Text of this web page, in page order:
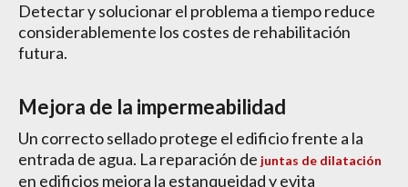
Detectar y solucionar el problema a tiempo reduce
considerablemente los costes de rehabilitación
futura.
Mejora de la impermeabilidad
Un correcto sellado protege el edificio frente a la
entrada de agua. La reparación de juntas de dilatación
en edificios mejora la estanqueidad y evita